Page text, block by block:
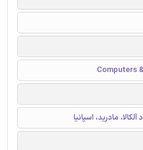
مادرید، اسپانیا